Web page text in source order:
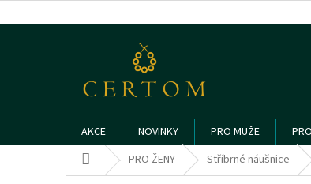
na
AKCE NOVINKY PRO MUŽE
Domů PRO ŽENY Stříbrné náušnice